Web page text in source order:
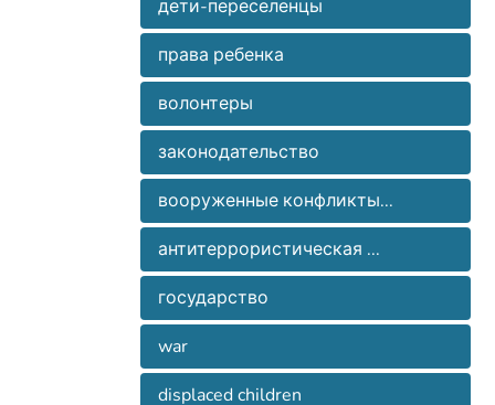
дети-переселенцы
права ребенка
волонтеры
законодательство
вооруженные конфликты...
антитеррористическая ...
государство
war
displaced children